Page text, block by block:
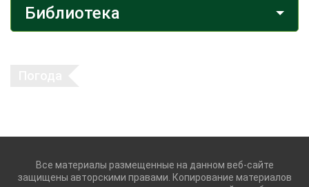
Библиотека
Все материалы размещенные на данном веб-сайте
защищены авторскими правами. Копирование материалов